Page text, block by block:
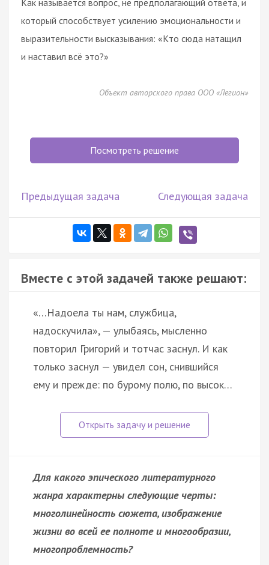
который способствует усилению эмоциональности и
выразительности высказывания: «Кто сюда натащил
и наставил всё это?»
Объект авторского права ООО «Легион»
Посмотреть решение
Предыдущая задача Следующая задача
Вместе с этой задачей также решают:
«…Надоела ты нам, службица,
надоскучила», — улыбаясь, мысленно
повторил Григорий и тотчас заснул. И как
только заснул — увидел сон, снившийся
ему и прежде: по бурому полю, по высок…
Для какого эпического литературного
жанра характерны следующие черты:
многолинейность сюжета, изображение
жизни во всей ее полноте и многообразии,
многопроблемность?